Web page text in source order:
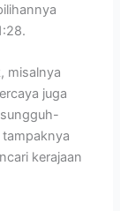
misalnya
juga
kerajaan